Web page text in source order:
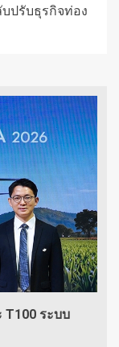
ปรับธุรกิจท่อง
T100 ระบบ